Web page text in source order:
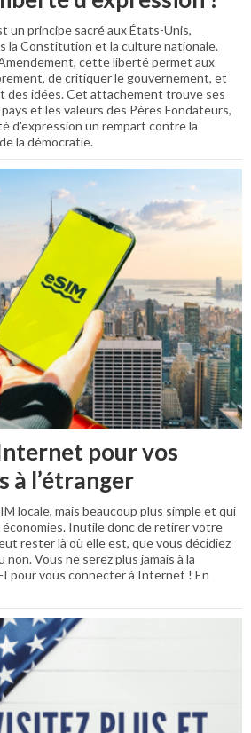
un principe sacré aux États-Unis,
la Constitution et la culture nationale.
cette liberté permet aux
de critiquer le gouvernement, et
des idées. Cet attachement trouve ses
et les valeurs des Pères Fondateurs,
d'expression un rempart contre la
la démocratie.
pour vos
à l’étranger
locale, mais beaucoup plus simple et qui
Inutile donc de retirer votre
rester là où elle est, que vous décidiez
Vous ne serez plus jamais à la
pour vous connecter à Internet ! En